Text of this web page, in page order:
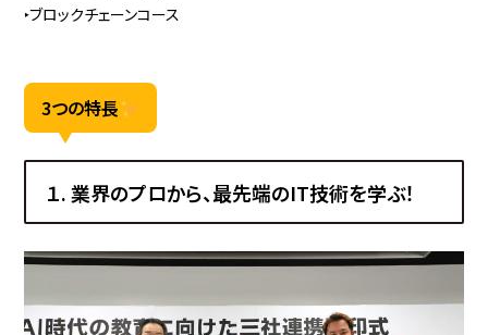
‣ブロックチェーンコース
3つの特長
１. 業界のプロから、最先端のIT技術を学ぶ！